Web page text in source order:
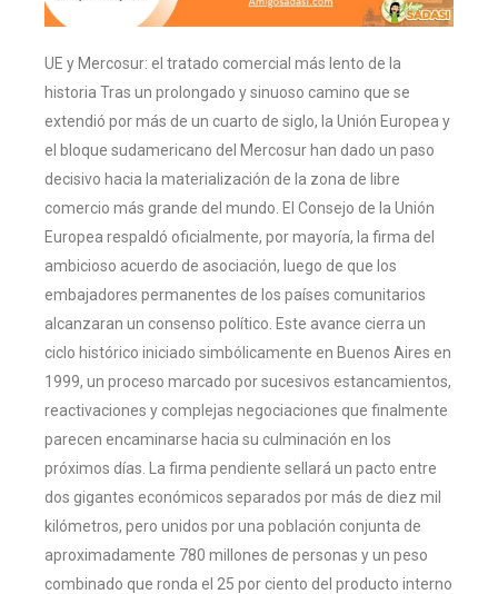
UE y Mercosur: el tratado comercial más lento de la
historia Tras un prolongado y sinuoso camino que se
extendió por más de un cuarto de siglo, la Unión Europea y
el bloque sudamericano del Mercosur han dado un paso
decisivo hacia la materialización de la zona de libre
comercio más grande del mundo. El Consejo de la Unión
Europea respaldó oficialmente, por mayoría, la firma del
ambicioso acuerdo de asociación, luego de que los
embajadores permanentes de los países comunitarios
alcanzaran un consenso político. Este avance cierra un
ciclo histórico iniciado simbólicamente en Buenos Aires en
1999, un proceso marcado por sucesivos estancamientos,
reactivaciones y complejas negociaciones que finalmente
parecen encaminarse hacia su culminación en los
próximos días. La firma pendiente sellará un pacto entre
dos gigantes económicos separados por más de diez mil
kilómetros, pero unidos por una población conjunta de
aproximadamente 780 millones de personas y un peso
combinado que ronda el 25 por ciento del producto interno